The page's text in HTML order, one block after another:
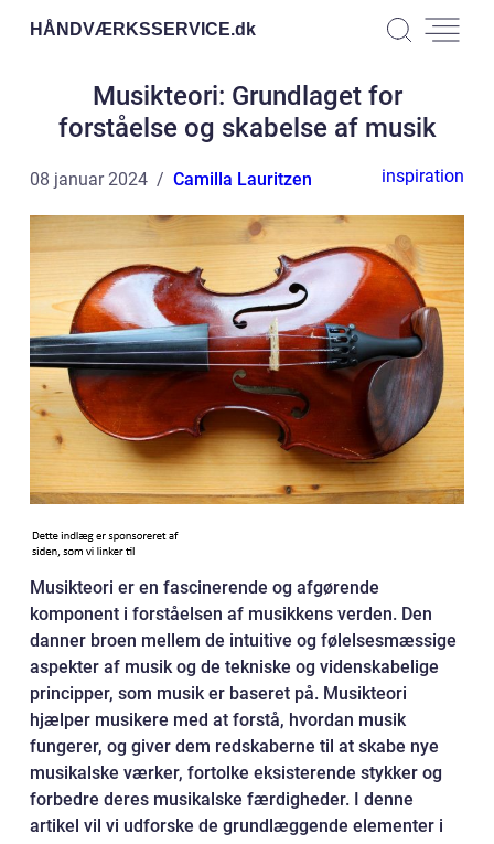
HÅNDVÆRKSSERVICE.dk
Musikteori: Grundlaget for
forståelse og skabelse af musik
08 januar 2024 Camilla Lauritzen inspiration
Musikteori er en fascinerende og afgørende
komponent i forståelsen af musikkens verden. Den
danner broen mellem de intuitive og følelsesmæssige
aspekter af musik og de tekniske og videnskabelige
principper, som musik er baseret på. Musikteori
hjælper musikere med at forstå, hvordan musik
fungerer, og giver dem redskaberne til at skabe nye
musikalske værker, fortolke eksisterende stykker og
forbedre deres musikalske færdigheder. I denne
artikel vil vi udforske de grundlæggende elementer i